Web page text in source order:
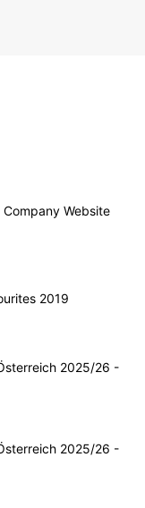
Website
2019
2025/26 -
2025/26 -